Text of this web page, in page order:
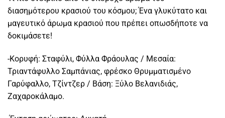
διασημότερου κρασιού του κόσμου; Ένα γλυκύτατο και
μαγευτικό άρωμα κρασιού που πρέπει οπωσδήποτε να
δοκιμάσετε!
-Κορυφή: Σταφύλι, Φύλλα Φράουλας / Μεσαία:
Τριαντάφυλλο Σαμπάνιας, φρέσκο Θρυμματισμένο
Γαρύφαλλο, Τζίντζερ / Βάση: Ξύλο Βελανιδιάς,
Ζαχαροκάλαμο.